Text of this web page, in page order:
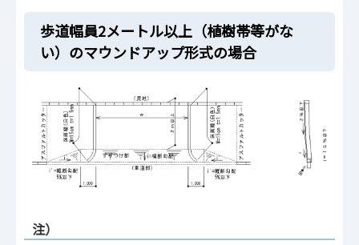
歩道幅員2メートル以上（植樹帯等がな
い）のマウンドアップ形式の場合
注）